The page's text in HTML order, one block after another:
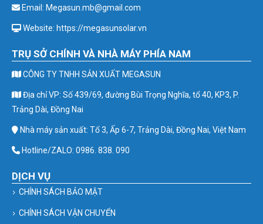
Email: Megasun.mb@gmail.com
Website: https://megasunsolar.vn
TRỤ SỞ CHÍNH VÀ NHÀ MÁY PHÍA NAM
CÔNG TY TNHH SẢN XUẤT MEGASUN
Địa chỉ VP: Số 439/69, đường Bùi Trọng Nghĩa, tổ 40, KP3, P.
Trảng Dài, Đồng Nai
Nhà máy sản xuất: Tổ 3, Ấp 6-7, Trảng Dài, Đồng Nai, Việt Nam
Hotline/ZALO: 0986. 838. 090
DỊCH VỤ
CHÍNH SÁCH BẢO MẬT
CHÍNH SÁCH VẬN CHUYỂN